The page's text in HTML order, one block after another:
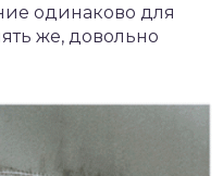
одинаково для
же, довольно